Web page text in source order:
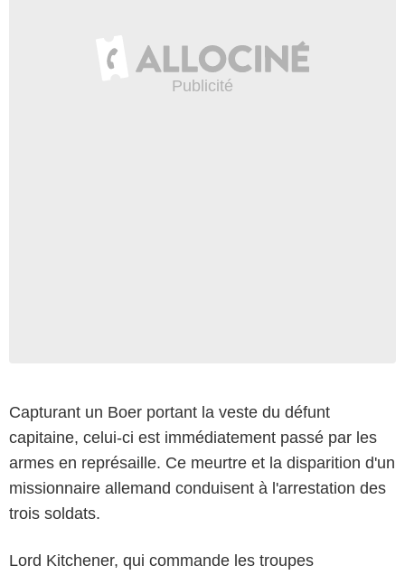
Capturant un Boer portant la veste du défunt
capitaine, celui-ci est immédiatement passé par les
armes en représaille. Ce meurtre et la disparition d'un
missionnaire allemand conduisent à l'arrestation des
trois soldats.
Lord Kitchener, qui commande les troupes